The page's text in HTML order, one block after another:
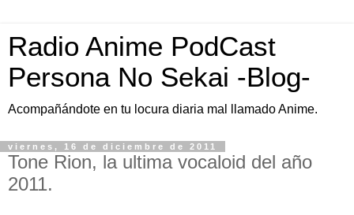
Radio Anime PodCast
Persona No Sekai -Blog-
Acompañándote en tu locura diaria mal llamado Anime.
viernes, 16 de diciembre de 2011
Tone Rion, la ultima vocaloid del año
2011.